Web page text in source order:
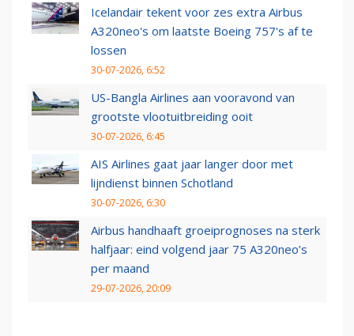
Icelandair tekent voor zes extra Airbus
A320neo's om laatste Boeing 757's af te
lossen
30-07-2026, 6:52
US-Bangla Airlines aan vooravond van
grootste vlootuitbreiding ooit
30-07-2026, 6:45
AIS Airlines gaat jaar langer door met
lijndienst binnen Schotland
30-07-2026, 6:30
Airbus handhaaft groeiprognoses na sterk
halfjaar: eind volgend jaar 75 A320neo’s
per maand
29-07-2026, 20:09